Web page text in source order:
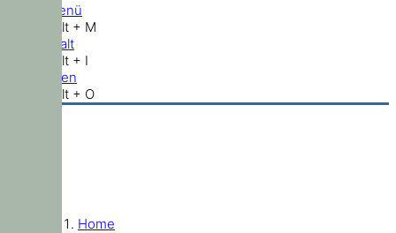
Hauptmenü
Shift + Alt + M
Zum Inhalt
Shift + Alt + I
Nach oben
Shift + Alt + O
Home